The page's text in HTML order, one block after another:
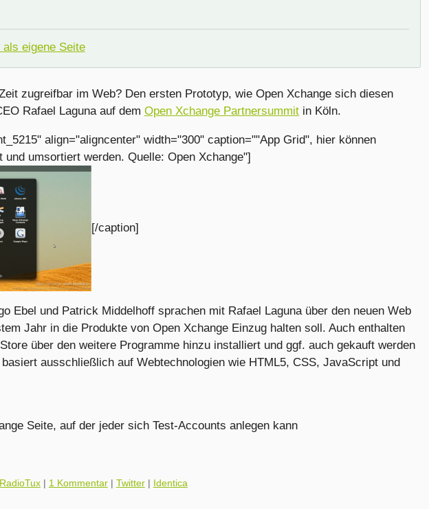
eigene Seite
zugreifbar im Web? Den ersten Prototyp, wie Open Xchange sich diesen
Rafael Laguna auf dem Open Xchange Partnersummitin Köln.
align="aligncenter" width="300" caption=""App Grid", hier können
und umsortiert werden. Quelle: Open Xchange"]
[/caption]
Ebel und Patrick Middelhoff sprachen mit Rafael Laguna über den neuen Web
Jahr in die Produkte von Open Xchange Einzug halten soll. Auch enthalten
über den weitere Programme hinzu installiert und ggf. auch gekauft werden
ausschließlich auf Webtechnologien wie HTML5, CSS, JavaScript und
Seite, auf der jeder sich Test-Accounts anlegen kann
RadioTux| 1 Kommentar| Twitter| Identica